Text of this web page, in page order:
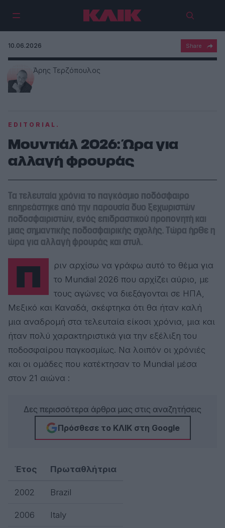
10.06.2026
EDITORIAL.
Μουντιάλ 2026: Ώρα για
αλλαγή φρουράς
Τα τελευταία χρόνια το παγκόσμιο ποδόσφαιρο
επηρεάστηκε από την παρουσία δυο ξεχωριστών
ποδοσφαιριστών, ενός επιδραστικού προπονητή και
μιας σημαντικής ποδοσφαιρικής σχολής. Τώρα ήρθε η
ώρα για αλλαγή φρουράς και στυλ.
Πριν αρχίσω να γράφω αυτό το θέμα για
το Mundial 2026 που αρχίζει αύριο, με
τους αγώνες να διεξάγονται σε ΗΠΑ,
Μεξικό και Καναδά, σκέφτηκα ότι θα ήταν καλή
μια αναδρομή στα τελευταία είκοσι χρόνια, μια και
ήταν πολύ χαρακτηριστικά για την εξέλιξη του
ποδοσφαίρου παγκοσμίως. Να λοιπόν οι χρόνιές
και οι ομάδες που κατέκτησαν το Mundial μέσα
στον 21 αιώνα :
Δες περισσότερα άρθρα μας στις αναζητήσεις
Πρόσθεσε το ΚΛΙΚ στη Google
Έτος Πρωταθλήτρια
2002 Brazil
2006 Italy
Άρης Τερζόπουλος